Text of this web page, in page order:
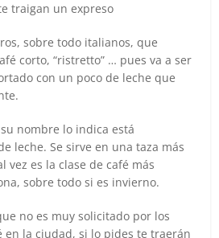
traigan un expreso
sobre todo italianos, que
corto, “ristretto” … pues va a ser
con un poco de leche que
nombre lo indica está
leche. Se sirve en una taza más
vez es la clase de café más
sobre todo si es invierno.
no es muy solicitado por los
en la ciudad, si lo pides te traerán